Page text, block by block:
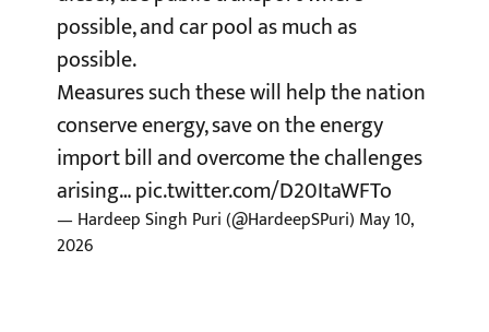
possible, and car pool as much as
possible.
Measures such these will help the nation
conserve energy, save on the energy
import bill and overcome the challenges
arising…pic.twitter.com/D20ItaWFTo
— Hardeep Singh Puri (@HardeepSPuri) May 10,
2026